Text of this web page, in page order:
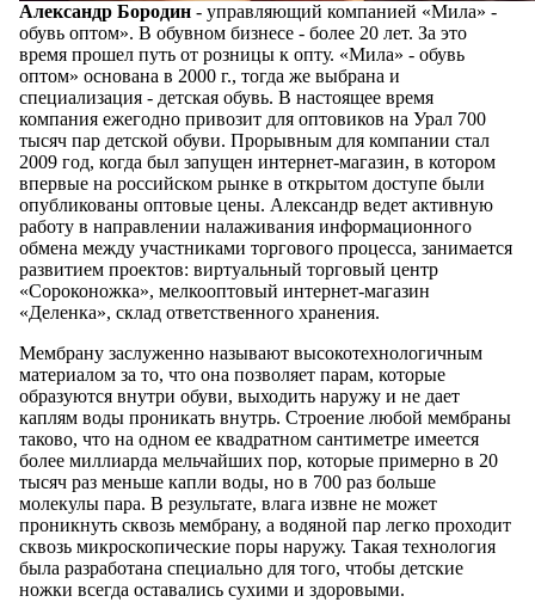
Александр Бородин - управляющий компанией «Мила» -
обувь оптом». В обувном бизнесе - более 20 лет. За это
время прошел путь от розницы к опту. «Мила» - обувь
оптом» основана в 2000 г., тогда же выбрана и
специализация - детская обувь. В настоящее время
компания ежегодно привозит для оптовиков на Урал 700
тысяч пар детской обуви. Прорывным для компании стал
2009 год, когда был запущен интернет-магазин, в котором
впервые на российском рынке в открытом доступе были
опубликованы оптовые цены. Александр ведет активную
работу в направлении налаживания информационного
обмена между участниками торгового процесса, занимается
развитием проектов: виртуальный торговый центр
«Сороконожка», мелкооптовый интернет-магазин
«Деленка», склад ответственного хранения.
Мембрану заслуженно называют высокотехнологичным
материалом за то, что она позволяет парам, которые
образуются внутри обуви, выходить наружу и не дает
каплям воды проникать внутрь. Строение любой мембраны
таково, что на одном ее квадратном сантиметре имеется
более миллиарда мельчайших пор, которые примерно в 20
тысяч раз меньше капли воды, но в 700 раз больше
молекулы пара. В результате, влага извне не может
проникнуть сквозь мембрану, а водяной пар легко проходит
сквозь микроскопические поры наружу. Такая технология
была разработана специально для того, чтобы детские
ножки всегда оставались сухими и здоровыми.